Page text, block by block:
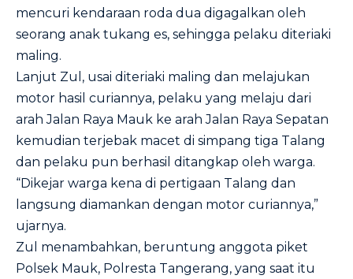
mencuri kendaraan roda dua digagalkan oleh
seorang anak tukang es, sehingga pelaku diteriaki
maling.
Lanjut Zul, usai diteriaki maling dan melajukan
motor hasil curiannya, pelaku yang melaju dari
arah Jalan Raya Mauk ke arah Jalan Raya Sepatan
kemudian terjebak macet di simpang tiga Talang
dan pelaku pun berhasil ditangkap oleh warga.
“Dikejar warga kena di pertigaan Talang dan
langsung diamankan dengan motor curiannya,”
ujarnya.
Zul menambahkan, beruntung anggota piket
Polsek Mauk, Polresta Tangerang, yang saat itu